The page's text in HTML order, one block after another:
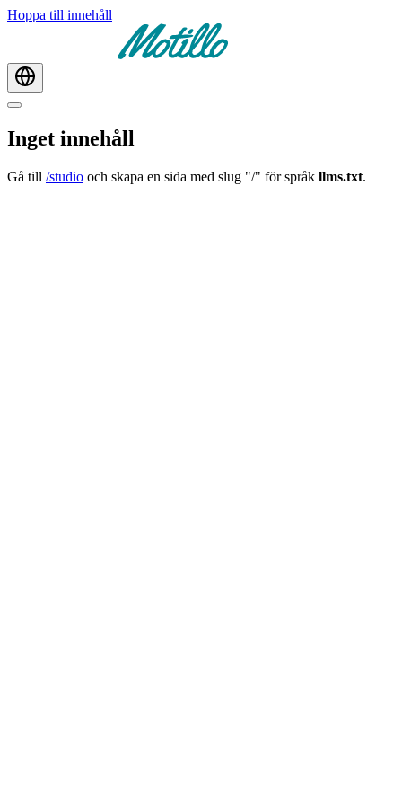
Hoppa till innehåll
Inget innehåll
Gå till /studio och skapa en sida med slug "/" för språk llms.txt.